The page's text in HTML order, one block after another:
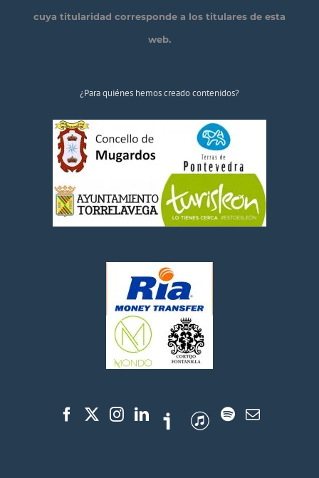
cuya titularidad corresponde a los titulares de esta
web.
¿Para quiénes hemos creado contenidos?